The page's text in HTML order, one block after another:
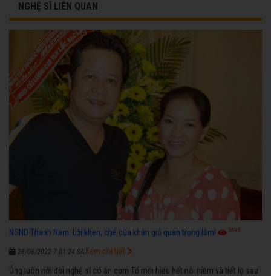
NGHỆ SĨ LIÊN QUAN
NSND Thanh Nam: Lời khen, chê của khán giả quan trọng lắm! 3595
28/06/2022 7:01:24 SA
Ông luôn nói đời nghệ sĩ có ăn cơm Tổ mới hiểu hết nỗi niềm và tiết lộ sau
Xem chi tiết